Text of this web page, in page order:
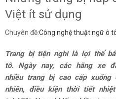
Việt ít sử dụng
Chuyên đề:Công nghệ thuật ngữ ô
Trang bị tiện nghi là lợi thế
tô. Ngày nay, các hãng xe
nhiều trang bị cao cấp
nhiên, điều kiện thời tiết